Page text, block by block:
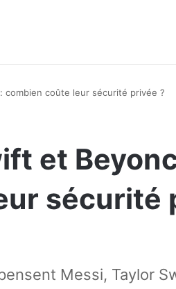
combien coûte leur sécurité privée ?
et
sécurité
Messi, Taylor